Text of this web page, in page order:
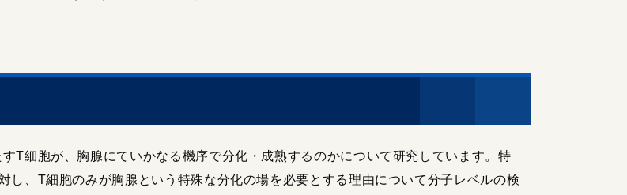
T細胞が、胸腺にていかなる機序で分化・成熟するのかについて研究しています。特
し、T細胞のみが胸腺という特殊な分化の場を必要とする理由について分子レベルの検